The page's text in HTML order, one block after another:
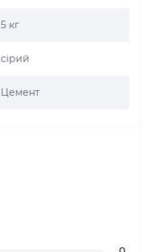
5 кг
сірий
Цемент